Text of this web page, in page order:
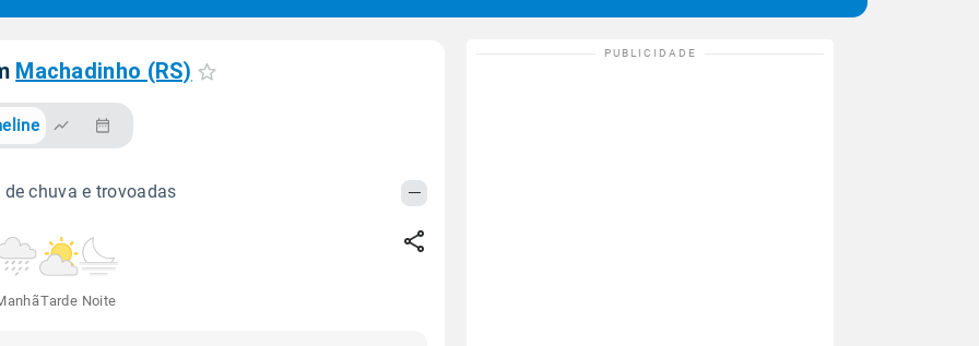
Machadinho (RS)
chuva e trovoadas
Tarde Noite